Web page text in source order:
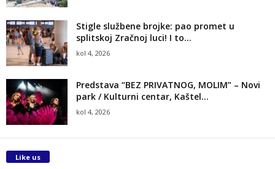
Stigle službene brojke: pao promet u
splitskoj Zračnoj luci! I to...
kol 4, 2026
Predstava “BEZ PRIVATNOG, MOLIM” – Novi
park / Kulturni centar, Kaštel...
kol 4, 2026
Like us